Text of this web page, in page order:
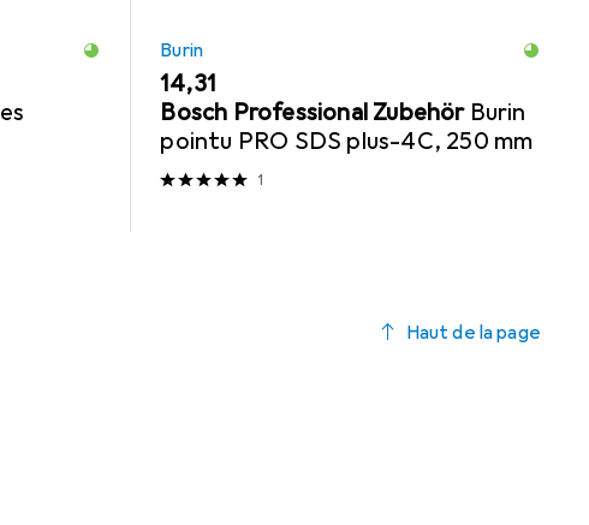
Burin
EUR
14,31
Bosch Professional Zubehör Burin
pointu PRO SDS plus-4C, 250 mm
1
Haut de la page